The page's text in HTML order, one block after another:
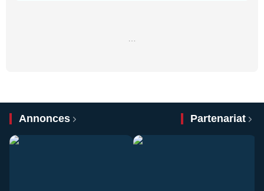
…
Annonces Partenariat